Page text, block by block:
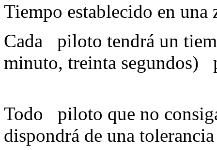
Tiempo establecido en una
Cada piloto tendrá un
minuto, treinta
Todo piloto que no
dispondrá de una